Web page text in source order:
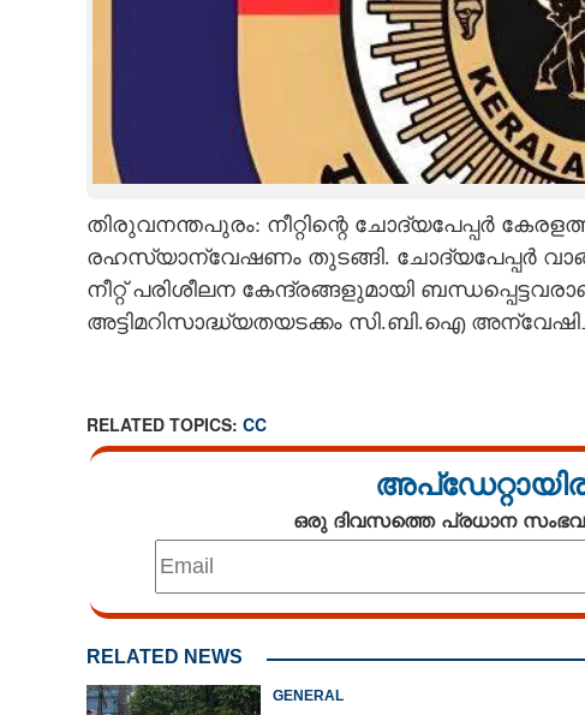
CARTOONS
LITERATURE
തിരുവനന്തപുരം: നീറ്റിന്റെ ചോദ്യപേപ്പർ
രഹസ്യാന്വേഷണം തുടങ്ങി. ചോദ്യപേപ്പർ
നീറ്റ് പരിശീലന കേന്ദ്രങ്ങളുമായി
അട്ടിമറിസാദ്ധ്യതയടക്കം സി.ബി.ഐ
RELATED TOPICS: CC
ഒരു ദിവസത്തെ പ്രധാന
RELATED NEWS
GENERAL